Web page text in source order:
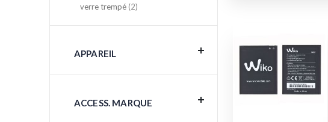
verre trempé 2
articles
APPAREIL
ACCESS. MARQUE